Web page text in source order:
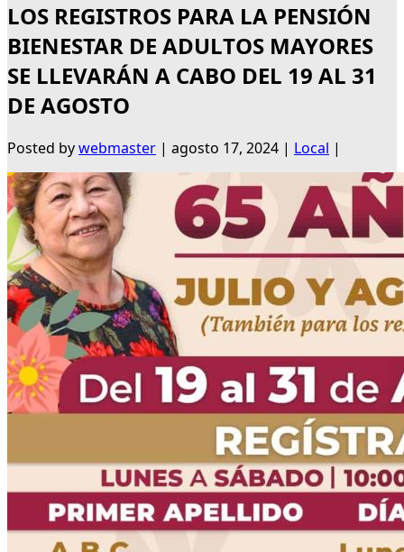
LOS REGISTROS PARA LA PENSIÓN
BIENESTAR DE ADULTOS MAYORES
SE LLEVARÁN A CABO DEL 19 AL 31
DE AGOSTO
Posted bywebmaster | agosto 17, 2024 | Local |